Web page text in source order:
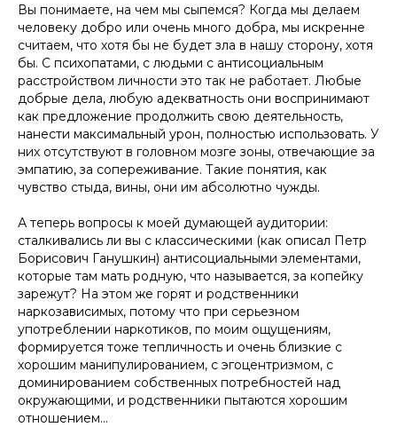
Вы понимаете, на чем мы сыпемся? Когда мы делаем
человеку добро или очень много добра, мы искренне
считаем, что хотя бы не будет зла в нашу сторону, хотя
бы. С психопатами, с людьми с антисоциальным
расстройством личности это так не работает. Любые
добрые дела, любую адекватность они воспринимают
как предложение продолжить свою деятельность,
нанести максимальный урон, полностью использовать. У
них отсутствуют в головном мозге зоны, отвечающие за
эмпатию, за сопереживание. Такие понятия, как
чувство стыда, вины, они им абсолютно чужды.
А теперь вопросы к моей думающей аудитории:
сталкивались ли вы с классическими (как описал Петр
Борисович Ганушкин) антисоциальными элементами,
которые там мать родную, что называется, за копейку
зарежут? На этом же горят и родственники
наркозависимых, потому что при серьезном
употреблении наркотиков, по моим ощущениям,
формируется тоже тепличность и очень близкие с
хорошим манипулированием, с эгоцентризмом, с
доминированием собственных потребностей над
окружающими, и родственники пытаются хорошим
отношением…